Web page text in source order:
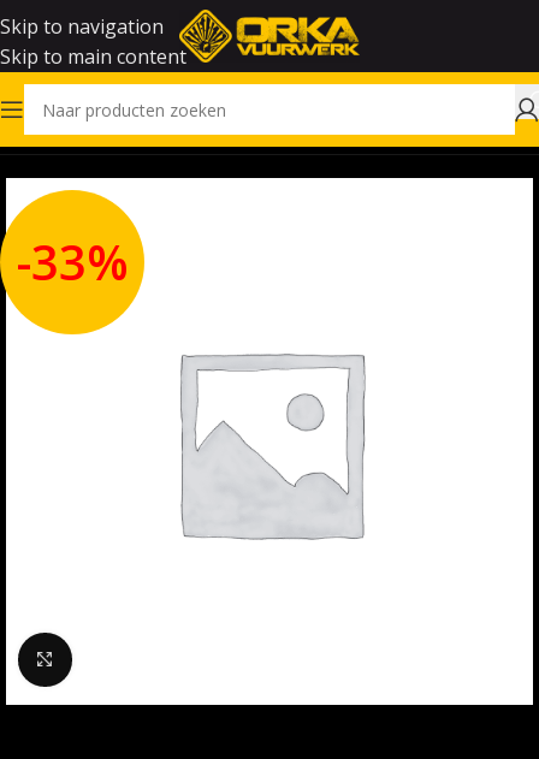
Skip to navigation
Skip to main content
Home Outlet
-33%
Klik om te vergroten